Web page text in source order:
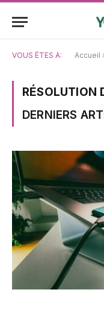
VOUS ÊTES À: Accueil
RÉSOLUTION
DERNIERS